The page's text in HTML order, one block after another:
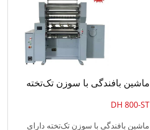
ماشین بافندگی با سوزن تک‌تخته
DH 800-ST
ماشین بافندگی با سوزن تک‌تخته دارای